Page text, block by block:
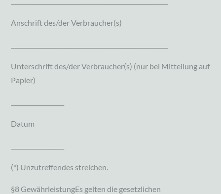
Anschrift des/der Verbraucher(s)
Unterschrift des/der Verbraucher(s) (nur bei Mitteilung auf
Papier)
Datum
(*) Unzutreffendes streichen.
§8 GewährleistungEs gelten die gesetzlichen